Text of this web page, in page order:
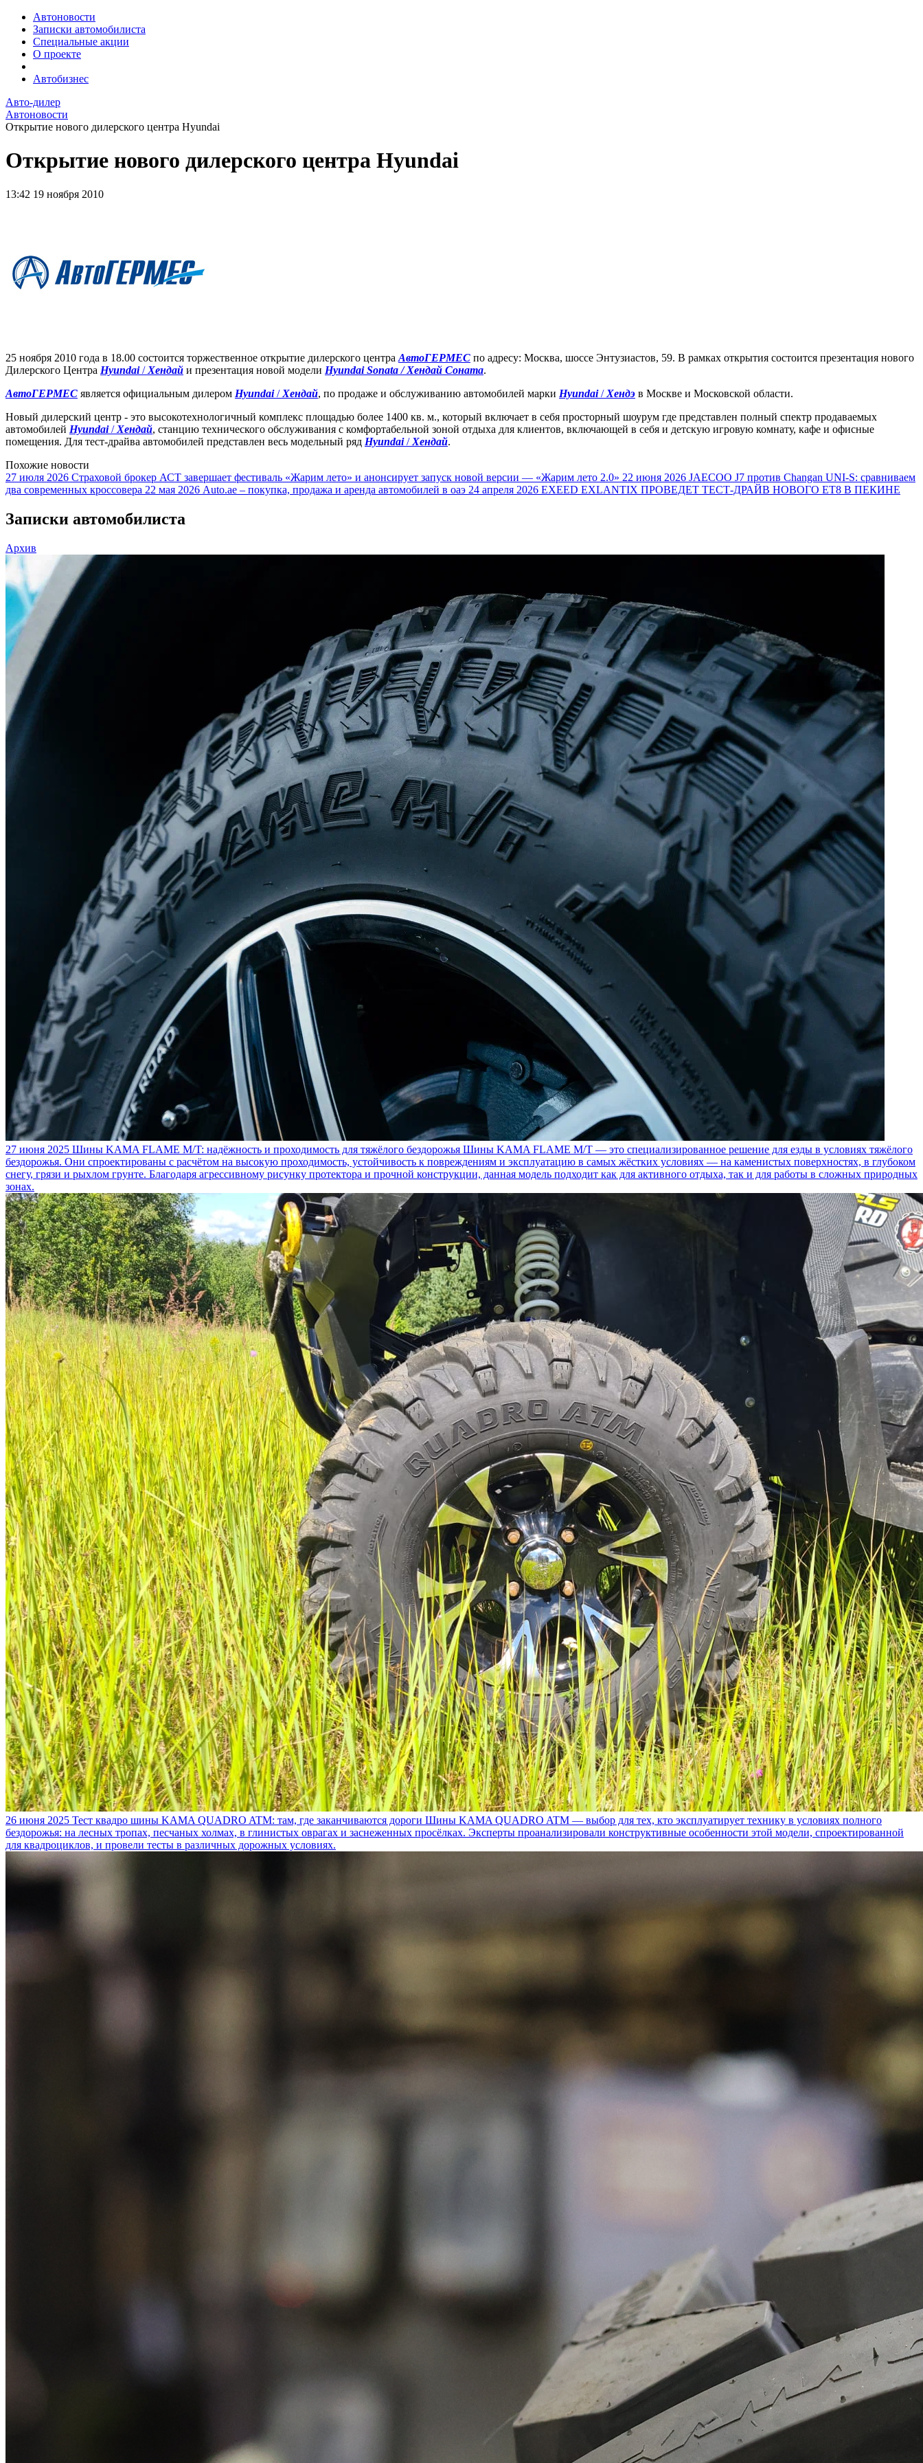
Автоновости
Записки автомобилиста
Специальные акции
О проекте
Автобизнес
Авто-дилер
Автоновости
Открытие нового дилерского центра Hyundai
Открытие нового дилерского центра Hyundai
13:42 19 ноября 2010
25 ноября 2010 года в 18.00 состоится торжественное открытие дилерского центра АвтоГЕРМЕС по адресу: Москва, шоссе Энтузиастов, 59. В рамках открытия состоится презентация нового
Дилерского Центра Hyundai/ Хендай и презентация новой модели Hyundai Sonata / Хендай Соната.
АвтоГЕРМЕС является официальным дилером Hyundai/ Хендай, по продаже и обслуживанию автомобилей марки Hyundai/ Хендэ в Москве и Московской области.
Новый дилерский центр - это высокотехнологичный комплекс площадью более 1400 кв. м., который включает в себя просторный шоурум где представлен полный спектр продаваемых
автомобилей Hyundai/ Хендай, станцию технического обслуживания с комфортабельной зоной отдыха для клиентов, включающей в себя и детскую игровую комнату, кафе и офисные
помещения. Для тест-драйва автомобилей представлен весь модельный ряд Hyundai/ Хендай.
Похожие новости
27 июля 2026 Страховой брокер АСТ завершает фестиваль «Жарим лето» и анонсирует запуск новой версии — «Жарим лето 2.0» 22 июня 2026 JAECOO J7 против Changan UNI-S: сравниваем
два современных кроссовера 22 мая 2026 Auto.ae – покупка, продажа и аренда автомобилей в оаэ 24 апреля 2026 EXEED EXLANTIX ПРОВЕДЕТ ТЕСТ-ДРАЙВ НОВОГО ET8 В ПЕКИНЕ
Записки автомобилиста
Архив
27 июня 2025 Шины KAMA FLAME M/T: надёжность и проходимость для тяжёлого бездорожья Шины KAMA FLAME M/T — это специализированное решение для езды в условиях тяжёлого
бездорожья. Они спроектированы с расчётом на высокую проходимость, устойчивость к повреждениям и эксплуатацию в самых жёстких условиях — на каменистых поверхностях, в глубоком
снегу, грязи и рыхлом грунте. Благодаря агрессивному рисунку протектора и прочной конструкции, данная модель подходит как для активного отдыха, так и для работы в сложных природных
зонах.
26 июня 2025 Тест квадро шины KAMA QUADRO ATM: там, где заканчиваются дороги Шины KAMA QUADRO ATM — выбор для тех, кто эксплуатирует технику в условиях полного
бездорожья: на лесных тропах, песчаных холмах, в глинистых оврагах и заснеженных просёлках. Эксперты проанализировали конструктивные особенности этой модели, спроектированной
для квадроциклов, и провели тесты в различных дорожных условиях.